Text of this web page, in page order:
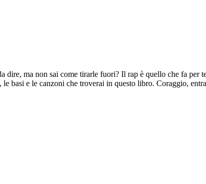
ma non sai come tirarle fuori? Il rap è quello che fa per
basi e le canzoni che troverai in questo libro. Coraggio,